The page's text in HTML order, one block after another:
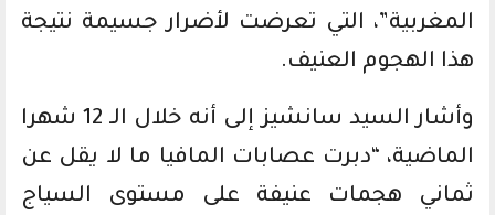
المغربية”، التي تعرضت لأضرار جسيمة نتيجة
هذا الهجوم العنيف.
وأشار السيد سانشيز إلى أنه خلال الـ 12 شهرا
الماضية، “دبرت عصابات المافيا ما لا يقل عن
ثماني هجمات عنيفة على مستوى السياج